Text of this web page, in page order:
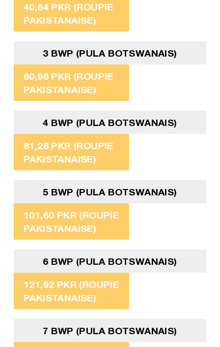
40,64 PKR (ROUPIE
PAKISTANAISE)
3 BWP (PULA BOTSWANAIS)
60,96 PKR (ROUPIE
PAKISTANAISE)
4 BWP (PULA BOTSWANAIS)
81,28 PKR (ROUPIE
PAKISTANAISE)
5 BWP (PULA BOTSWANAIS)
101,60 PKR (ROUPIE
PAKISTANAISE)
6 BWP (PULA BOTSWANAIS)
121,92 PKR (ROUPIE
PAKISTANAISE)
7 BWP (PULA BOTSWANAIS)